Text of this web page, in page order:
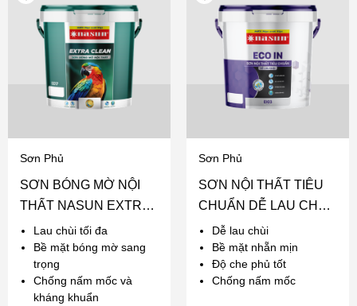
Sơn Phủ
SƠN BÓNG MỜ NỘI
THẤT NASUN EXTRA
CLEAN
Lau chùi tối đa
Bề mặt bóng mờ sang
trọng
Chống nấm mốc và
kháng khuẩn
Sơn Phủ
SƠN NỘI THẤT TIÊU
CHUẨN DỄ LAU CHÙI
NASUN ECO IN
Dễ lau chùi
Bề mặt nhẵn mịn
Độ che phủ tốt
Chống nấm mốc